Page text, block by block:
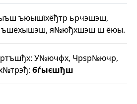
ъюышїхёђтр ьрчэшэш,
ъшёхышэш, я№юђхшэш ш ёюы.
У№ючфх, Чрѕр№ючр,
бѓыєшђш